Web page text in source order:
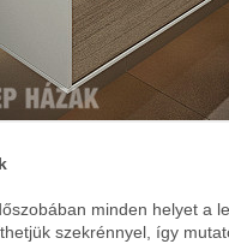
minden helyet a
szekrénnyel, így